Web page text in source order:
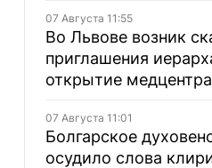
07 Августа 11:55
Во Львове возник
приглашения
открытие медцентра
07 Августа 11:01
Болгарское
осудило слова